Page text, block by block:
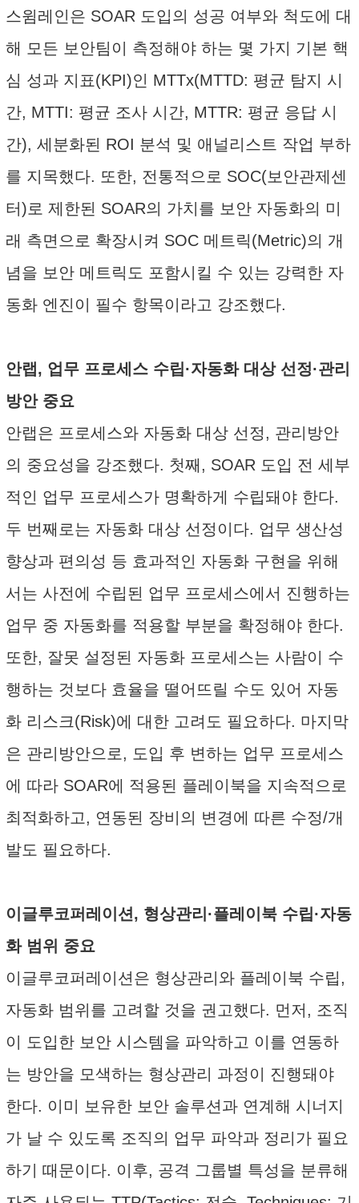
스윔레인은 SOAR 도입의 성공 여부와 척도에 대
해 모든 보안팀이 측정해야 하는 몇 가지 기본 핵
심 성과 지표(KPI)인 MTTx(MTTD: 평균 탐지 시
간, MTTI: 평균 조사 시간, MTTR: 평균 응답 시
간), 세분화된 ROI 분석 및 애널리스트 작업 부하
를 지목했다. 또한, 전통적으로 SOC(보안관제센
터)로 제한된 SOAR의 가치를 보안 자동화의 미
래 측면으로 확장시켜 SOC 메트릭(Metric)의 개
념을 보안 메트릭도 포함시킬 수 있는 강력한 자
동화 엔진이 필수 항목이라고 강조했다.
안랩, 업무 프로세스 수립·자동화 대상 선정·관리
방안 중요
안랩은 프로세스와 자동화 대상 선정, 관리방안
의 중요성을 강조했다. 첫째, SOAR 도입 전 세부
적인 업무 프로세스가 명확하게 수립돼야 한다.
두 번째로는 자동화 대상 선정이다. 업무 생산성
향상과 편의성 등 효과적인 자동화 구현을 위해
서는 사전에 수립된 업무 프로세스에서 진행하는
업무 중 자동화를 적용할 부분을 확정해야 한다.
또한, 잘못 설정된 자동화 프로세스는 사람이 수
행하는 것보다 효율을 떨어뜨릴 수도 있어 자동
화 리스크(Risk)에 대한 고려도 필요하다. 마지막
은 관리방안으로, 도입 후 변하는 업무 프로세스
에 따라 SOAR에 적용된 플레이북을 지속적으로
최적화하고, 연동된 장비의 변경에 따른 수정/개
발도 필요하다.
이글루코퍼레이션, 형상관리·플레이북 수립·자동
화 범위 중요
이글루코퍼레이션은 형상관리와 플레이북 수립,
자동화 범위를 고려할 것을 권고했다. 먼저, 조직
이 도입한 보안 시스템을 파악하고 이를 연동하
는 방안을 모색하는 형상관리 과정이 진행돼야
한다. 이미 보유한 보안 솔루션과 연계해 시너지
가 날 수 있도록 조직의 업무 파악과 정리가 필요
하기 때문이다. 이후, 공격 그룹별 특성을 분류해